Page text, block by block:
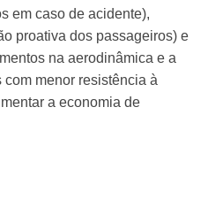
em caso de acidente),
proativa dos passageiros) e
na aerodinâmica e a
menor resistência à
a economia de